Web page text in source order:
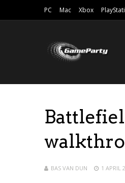
PC Mac Xbox
BAS VAN DUN 1 APRIL